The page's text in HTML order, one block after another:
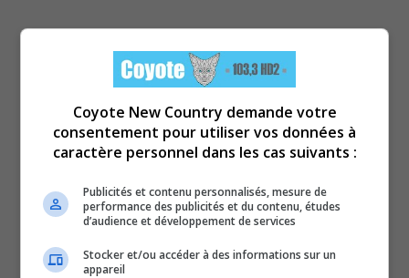
Coyote New Country demande votre
consentement pour utiliser vos données à
caractère personnel dans les cas suivants :
Publicités et contenu personnalisés, mesure de
performance des publicités et du contenu, études
d’audience et développement de services
Stocker et/ou accéder à des informations sur un
appareil